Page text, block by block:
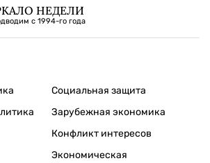
НЕДЕЛИ
с 1994-го года
Социальная защита
Зарубежная экономика
Конфликт интересов
Экономическая